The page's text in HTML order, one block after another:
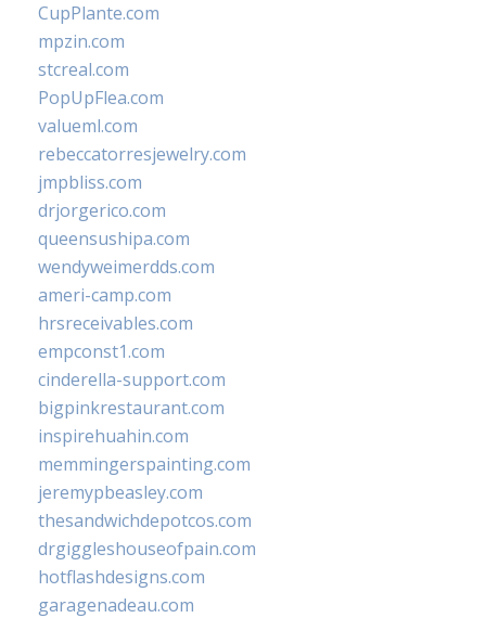
CupPlante.com
mpzin.com
stcreal.com
PopUpFlea.com
valueml.com
rebeccatorresjewelry.com
jmpbliss.com
drjorgerico.com
queensushipa.com
wendyweimerdds.com
ameri-camp.com
hrsreceivables.com
empconst1.com
cinderella-support.com
bigpinkrestaurant.com
inspirehuahin.com
memmingerspainting.com
jeremypbeasley.com
thesandwichdepotcos.com
drgiggleshouseofpain.com
hotflashdesigns.com
garagenadeau.com